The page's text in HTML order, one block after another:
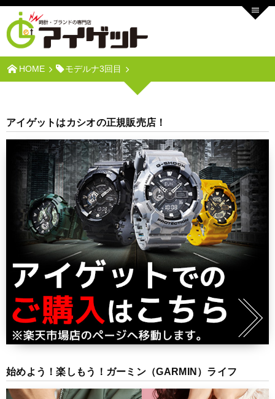
HOME モデルナ3回目
アイゲットはカシオの正規販売店！
始めよう！楽しもう！ガーミン（GARMIN）ライフ